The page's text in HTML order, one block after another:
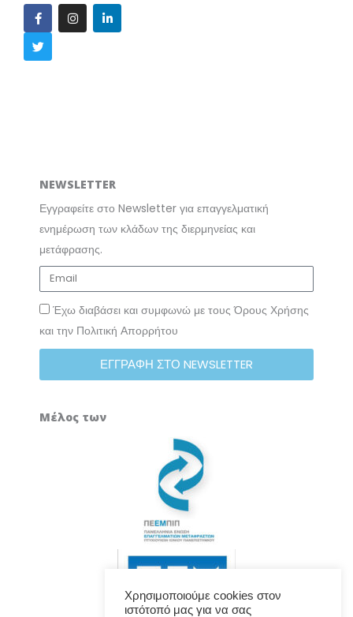
F
a
c
e
b
I
n
s
L
i
n
T
w
i
t
t
NEWSLETTER
Εγγραφείτε στο Newsletter για επαγγελματική
ενημέρωση των κλάδων της διερμηνείας και
μετάφρασης.
Έχω διαβάσει και συμφωνώ με τους Όρους Χρήσης
και την Πολιτική Απορρήτου
ΕΓΓΡΑΦΗ ΣΤΟ NEWSLETTER
Μέλος των
Χρησιμοποιούμε cookies στον
ιστότοπό μας για να σας